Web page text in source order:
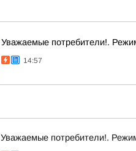
Уважаемые потребители!.
14:57
Уважаемые потребители!.